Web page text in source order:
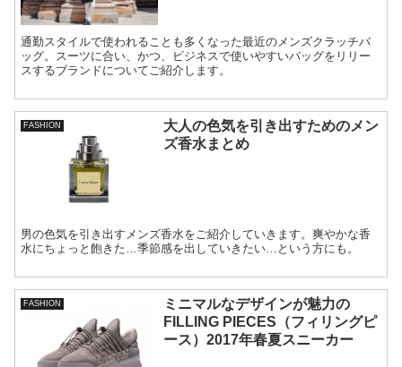
通勤スタイルで使われることも多くなった最近のメンズクラッチバ
ッグ。スーツに合い、かつ、ビジネスで使いやすいバッグをリリー
スするブランドについてご紹介します。
FASHION
大人の色気を引き出すためのメン
ズ香水まとめ
男の色気を引き出すメンズ香水をご紹介していきます。爽やかな香
水にちょっと飽きた…季節感を出していきたい…という方にも。
FASHION
ミニマルなデザインが魅力の
FILLING PIECES（フィリングピ
ース）2017年春夏スニーカー